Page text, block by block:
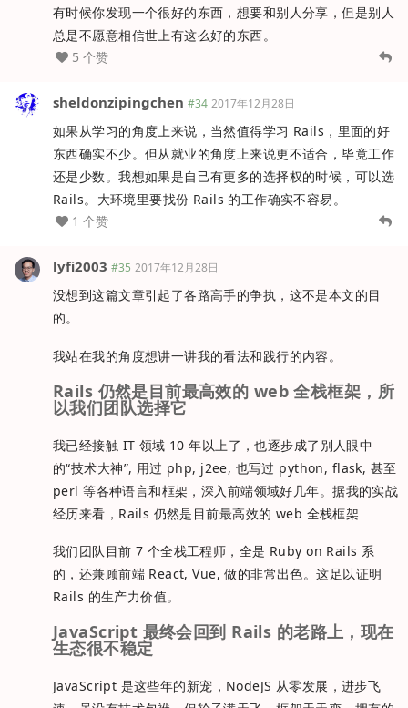
有时候你发现一个很好的东西，想要和别人分享，但是别人
总是不愿意相信世上有这么好的东西。
5 个赞
sheldonzipingchen #34 2017年12月28日
如果从学习的角度上来说，当然值得学习 Rails，里面的好
东西确实不少。但从就业的角度上来说更不适合，毕竟工作
还是少数。我想如果是自己有更多的选择权的时候，可以选
Rails。大环境里要找份 Rails 的工作确实不容易。
1 个赞
lyfi2003 #35 2017年12月28日
没想到这篇文章引起了各路高手的争执，这不是本文的目
的。
我站在我的角度想讲一讲我的看法和践行的内容。
Rails 仍然是目前最高效的 web 全栈框架，所
以我们团队选择它
我已经接触 IT 领域 10 年以上了，也逐步成了别人眼中
的“技术大神”, 用过 php, j2ee, 也写过 python, flask, 甚至
perl 等各种语言和框架，深入前端领域好几年。据我的实战
经历来看，Rails 仍然是目前最高效的 web 全栈框架
我们团队目前 7 个全栈工程师，全是 Ruby on Rails 系
的，还兼顾前端 React, Vue, 做的非常出色。这足以证明
Rails 的生产力价值。
JavaScript 最终会回到 Rails 的老路上，现在
生态很不稳定
JavaScript 是这些年的新宠，NodeJS 从零发展，进步飞